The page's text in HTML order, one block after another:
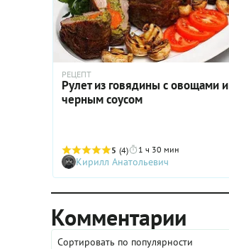
РЕЦЕПТ
Рулет из говядины с овощами и
черным соусом
5 (4) 1 ч 30 мин
Кирилл Анатольевич
Комментарии
Сортировать по популярности